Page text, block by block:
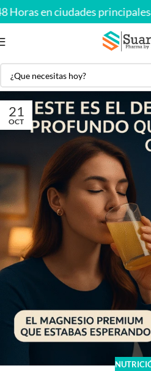
en ciudades principales
21
OCT
Envío gratis en compras